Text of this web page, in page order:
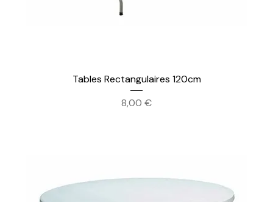
Tables Rectangulaires 120cm
Prix
8,00 €